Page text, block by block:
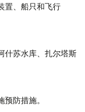
置、船只和飞行
什苏水库、扎尔塔斯
防措施。